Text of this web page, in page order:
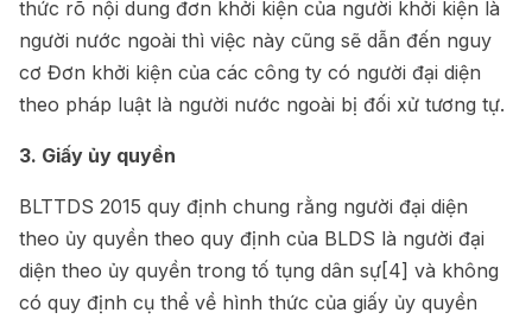
thức rõ nội dung đơn khởi kiện của người khởi kiện là
người nước ngoài thì việc này cũng sẽ dẫn đến nguy
cơ Đơn khởi kiện của các công ty có người đại diện
theo pháp luật là người nước ngoài bị đối xử tương tự.
3. Giấy ủy quyền
BLTTDS 2015 quy định chung rằng người đại diện
theo ủy quyền theo quy định của BLDS là người đại
diện theo ủy quyền trong tố tụng dân sự[4] và không
có quy định cụ thể về hình thức của giấy ủy quyền